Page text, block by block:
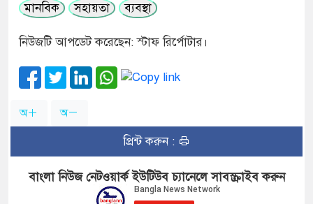
মানবিক
সহায়তা ব্যবস্থা
নিউজটি আপডেট করেছেন: স্টাফ রির্পোটার।
অ অ
প্রিন্ট করুন :
বাংলা নিউজ নেটওয়ার্ক ইউটিউব চ্যানেলে সাবস্ক্রাইব করুন